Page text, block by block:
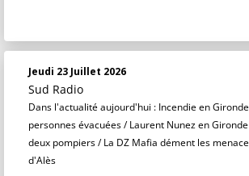
Jeudi 23 Juillet 2026
Sud Radio
Dans l'actualité aujourd'hui : Incendie en
personnes évacuées / Laurent Nunez en
deux pompiers / La DZ Mafia dément les
d'Alès